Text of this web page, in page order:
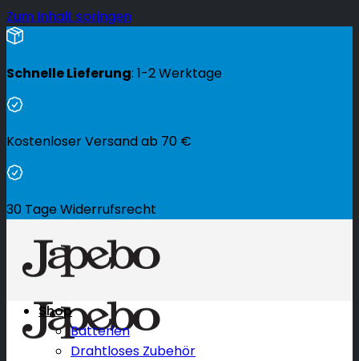
Zum Inhalt springen
Schnelle Lieferung: 1-2 Werktage
Kostenloser Versand ab 70 €
30 Tage Widerrufsrecht
Shop
Batterien
Drahtloses Zubehör